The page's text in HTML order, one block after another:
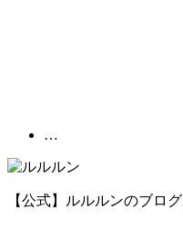
…
【公式】ルルルンのブログ